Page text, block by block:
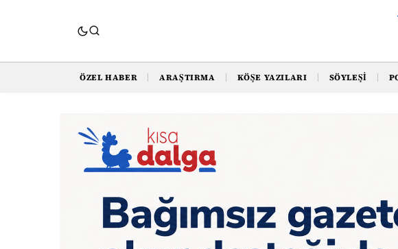
ÖZEL HABER ARAŞTIRMA KÖŞE YAZILARI SÖYLEŞI